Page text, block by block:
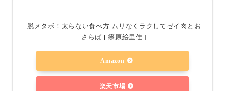
脱メタボ！太らない食べ方 ムリなくラクしてゼイ肉とお
さらば [ 篠原絵里佳 ]
Amazon
楽天市場